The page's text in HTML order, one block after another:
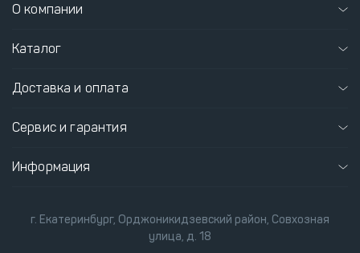
О компании
Каталог
Доставка и оплата
Сервис и гарантия
Информация
г. Екатеринбург, Орджоникидзевский район, Совхозная
улица, д. 18